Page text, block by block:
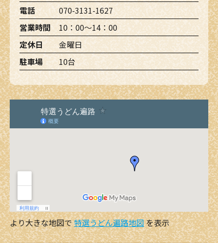
電話
070-3131-1627
営業時間
10：00～14：00
定休日
金曜日
駐車場
10台
より大きな地図で特選うどん遍路地図を表示